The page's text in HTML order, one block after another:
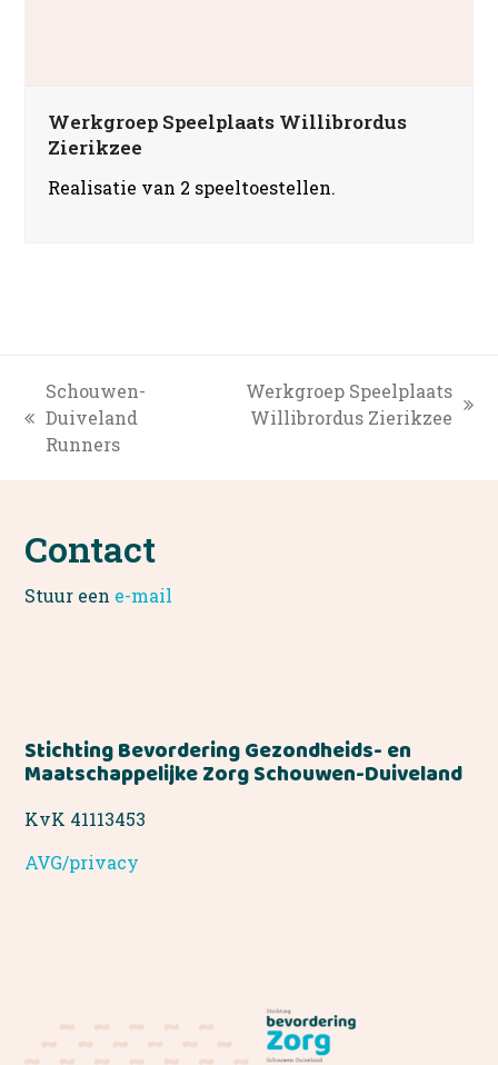
Werkgroep Speelplaats Willibrordus
Zierikzee
Realisatie van 2 speeltoestellen.
previous
post:
Schouwen-
Duiveland
Runners
next
Werkgroep Speelplaats
Willibrordus Zierikzee
Contact
Stuur een e-mail
Stichting Bevordering Gezondheids- en
Maatschappelijke Zorg Schouwen-Duiveland
KvK 41113453
AVG/privacy